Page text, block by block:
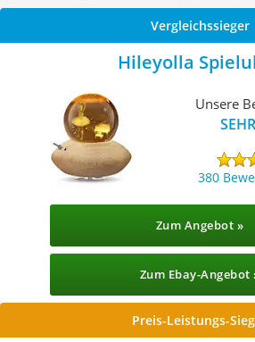
Vergleichssieger
Hileyolla
Unsere
380
Zum Angebot »
Zum Ebay-Angebot
Preis-Leistungs-